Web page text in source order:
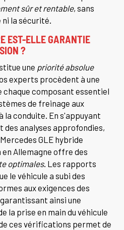
sûr et rentable, sans
la sécurité.
EST-ELLE GARANTIE
?
une priorité absolue
experts procèdent à une
chaque composant essentiel
de freinage aux
conduite. En s'appuyant
des analyses approfondies,
GLE hybride
Allemagne offre des
optimales. Les rapports
le véhicule a subi des
aux exigences des
ainsi une
la prise en main du véhicule
ces vérifications permet de